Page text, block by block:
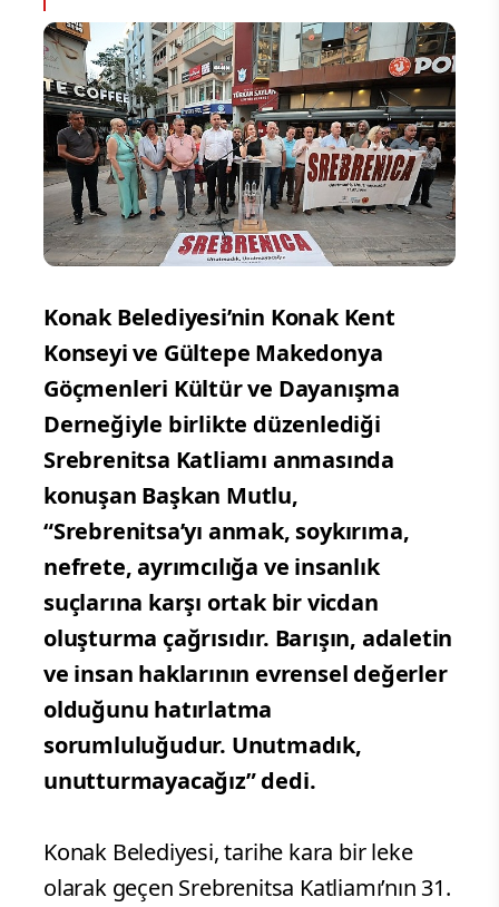
Konak Belediyesi’nin Konak Kent
Konseyi ve Gültepe Makedonya
Göçmenleri Kültür ve Dayanışma
Derneğiyle birlikte düzenlediği
Srebrenitsa Katliamı anmasında
konuşan Başkan Mutlu,
“Srebrenitsa’yı anmak, soykırıma,
nefrete, ayrımcılığa ve insanlık
suçlarına karşı ortak bir vicdan
oluşturma çağrısıdır. Barışın, adaletin
ve insan haklarının evrensel değerler
olduğunu hatırlatma
sorumluluğudur. Unutmadık,
unutturmayacağız” dedi.
Konak Belediyesi, tarihe kara bir leke
olarak geçen Srebrenitsa Katliamı’nın 31.